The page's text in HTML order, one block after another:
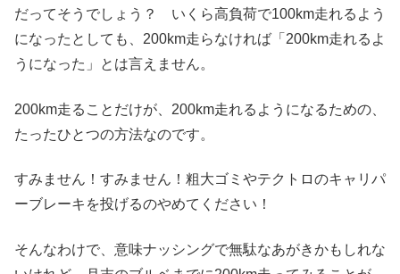
だってそうでしょう？ いくら高負荷で100km走れるよう
になったとしても、200km走らなければ「200km走れるよ
うになった」とは言えません。
200km走ることだけが、200km走れるようになるための、
たったひとつの方法なのです。
すみません！すみません！粗大ゴミやテクトロのキャリパ
ーブレーキを投げるのやめてください！
そんなわけで、意味ナッシングで無駄なあがきかもしれな